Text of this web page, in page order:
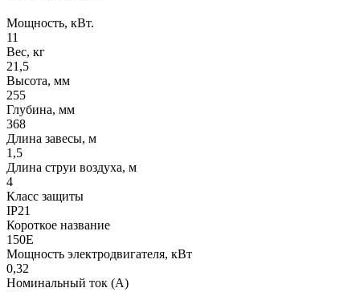
Мощность, кВт.
11
Вес, кг
21,5
Высота, мм
255
Глубина, мм
368
Длина завесы, м
1,5
Длина струи воздуха, м
4
Класс защиты
IP21
Короткое название
150E
Мощность электродвигателя, кВт
0,32
Номинальный ток (А)